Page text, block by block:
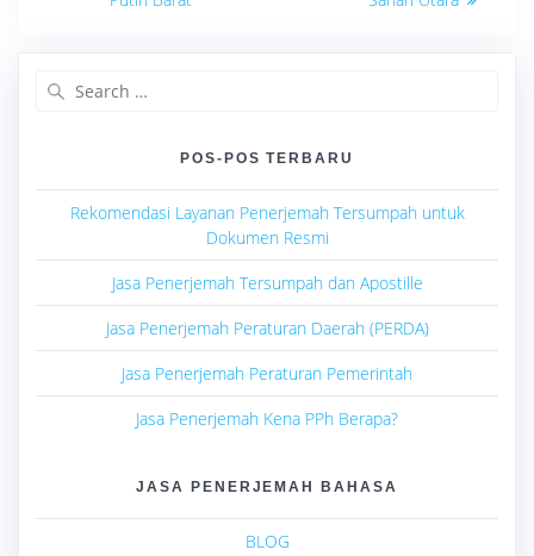
POS-POS TERBARU
Rekomendasi Layanan Penerjemah Tersumpah untuk
Dokumen Resmi
Jasa Penerjemah Tersumpah dan Apostille
Jasa Penerjemah Peraturan Daerah (PERDA)
Jasa Penerjemah Peraturan Pemerintah
Jasa Penerjemah Kena PPh Berapa?
JASA PENERJEMAH BAHASA
BLOG